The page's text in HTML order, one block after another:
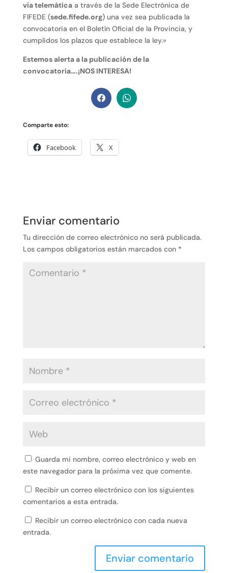
vía telemáticaa través de la Sede Electrónica de
FIFEDE (sede.fifede.org) una vez sea publicada la
convocatoria en el Boletín Oficial de la Provincia, y
cumplidos los plazos que establece la ley.»
Estemos alerta a la publicación de la
convocatoria….¡NOS INTERESA!
Comparte esto:
Facebook X
Enviar comentario
Tu dirección de correo electrónico no será publicada.
Los campos obligatorios están marcados con *
Guarda mi nombre, correo electrónico y web en
este navegador para la próxima vez que comente.
Recibir un correo electrónico con los siguientes
comentarios a esta entrada.
Recibir un correo electrónico con cada nueva
entrada.